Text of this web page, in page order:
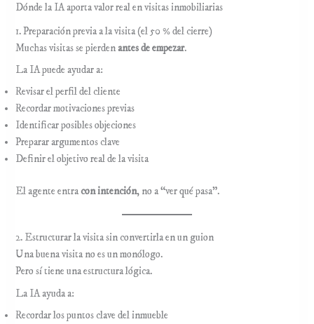
Dónde la IA aporta valor real en visitas inmobiliarias
1. Preparación previa a la visita (el 50 % del cierre)
Muchas visitas se pierdenantes de empezar.
La IA puede ayudar a:
Revisar el perfil del cliente
Recordar motivaciones previas
Identificar posibles objeciones
Preparar argumentos clave
Definir el objetivo real de la visita
El agente entracon intención, no a “ver qué pasa”.
2. Estructurar la visita sin convertirla en un guion
Una buena visita no es un monólogo.
Pero sí tiene una estructura lógica.
La IA ayuda a:
Recordar los puntos clave del inmueble